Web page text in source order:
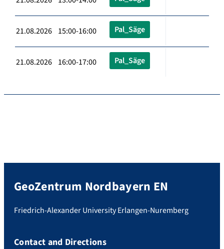
21.08.2026 15:00-16:00 Pal_Säge
21.08.2026 16:00-17:00 Pal_Säge
GeoZentrum Nordbayern EN
Friedrich-Alexander University Erlangen-Nuremberg
Contact and Directions